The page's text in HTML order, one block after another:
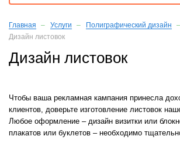
Главная Услуги
Полиграфический дизайн
Дизайн листовок
Дизайн листовок
Чтобы ваша рекламная кампания принесла
клиентов, доверьте изготовление листовок
Любое оформление – дизайн визитки или
плакатов или буклетов – необходимо